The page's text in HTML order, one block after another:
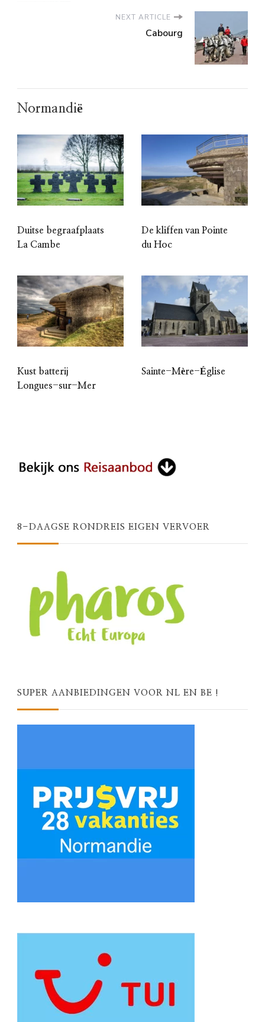
NEXT ARTICLE
Cabourg
Normandië
Duitse begraafplaats
La Cambe
De kliffen van Pointe
du Hoc
Kust batterij
Longues-sur-Mer
Sainte-Mère-Église
8-DAAGSE RONDREIS EIGEN VERVOER
SUPER AANBIEDINGEN VOOR NL EN BE !